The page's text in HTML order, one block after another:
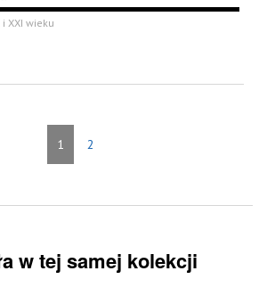
XXI wieku
1 2
w tej samej kolekcji